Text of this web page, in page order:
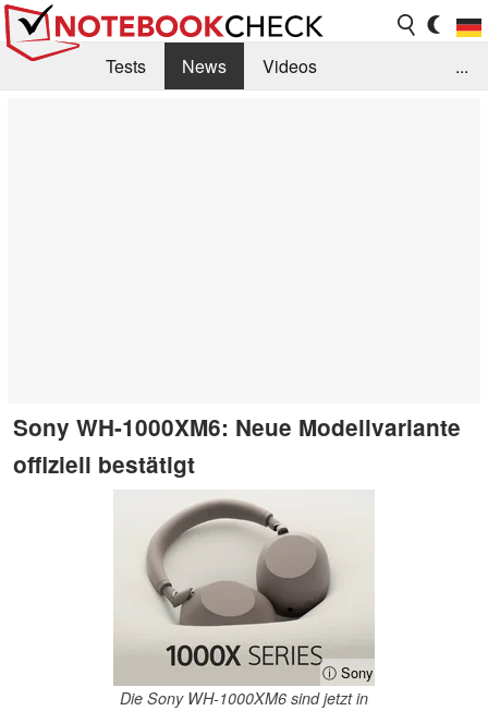
Tests News
Videos
...
Sony WH-1000XM6: Neue Modellvariante
offiziell bestätigt
ⓘ Sony
Die Sony WH-1000XM6 sind jetzt in